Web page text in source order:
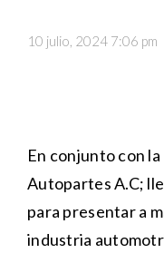
10 julio, 2024 7:06 pm
En conjunto con
Autopartes A.C;
para presentar a
industria